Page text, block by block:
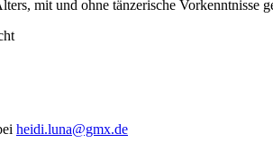
mit und ohne tänzerische Vorkenntnisse
heidi.luna@gmx.de